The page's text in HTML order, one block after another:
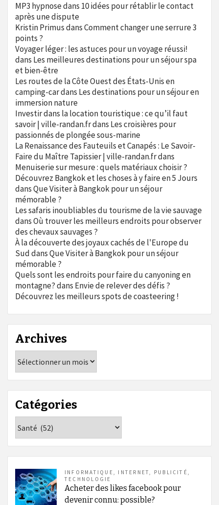
MP3 hypnosedans 10 idées pour rétablir le contact
après une dispute
Kristin PrimusdansComment changer une serrure 3
points ?
Voyager léger : les astuces pour un voyage réussi!
dans Les meilleures destinations pour un séjour spa
et bien-être
Les routes de la Côte Ouest des États-Unis en
camping-cardans Les destinations pour un séjour en
immersion nature
Investir dans la location touristique : ce qu’il faut
savoir | ville-randan.frdans Les croisières pour
passionnés de plongée sous-marine
La Renaissance des Fauteuils et Canapés : Le Savoir-
Faire du Maître Tapissier | ville-randan.frdans
Menuiserie sur mesure : quels matériaux choisir ?
Découvrez Bangkok et les choses à y faire en 5 Jours
dansQue Visiter à Bangkok pour un séjour
mémorable ?
Les safaris inoubliables du tourisme de la vie sauvage
dansOù trouver les meilleurs endroits pour observer
des chevaux sauvages ?
À la découverte des joyaux cachés de l'Europe du
SuddansQue Visiter à Bangkok pour un séjour
mémorable ?
Quels sont les endroits pour faire du canyoning en
montagne?dans Envie de relever des défis ?
Découvrez les meilleurs spots de coasteering !
Archives
Catégories
INFORMATIQUE, INTERNET, PUBLICITÉ,
TECHNOLOGIE
Acheter des likes facebook pour
devenir connu: possible?